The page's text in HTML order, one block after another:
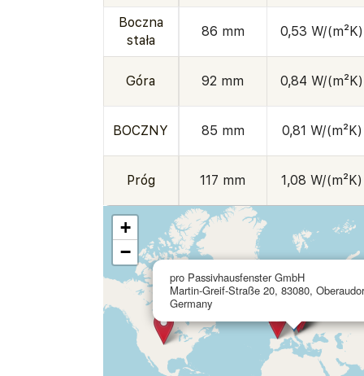
Boczna
stała
86 mm 0,53 W/(m²K)
Góra 92 mm 0,84 W/(m²K)
BOCZNY 85 mm 0,81 W/(m²K)
Próg 117 mm 1,08 W/(m²K)
pro Passivhausfenster GmbH
Martin-Greif-Straße 20, 83080,
Germany
+
−